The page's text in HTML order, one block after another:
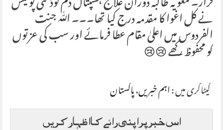
نے کل اغوا کا مقدمہ درج کیا تھا۔۔۔ اللّٰہ جنت
الفردوس میں اعلیٰ مقام عطا فرمائے اور سب کی عزتوں
کو محفوظ رکھے 😢😢
کیٹاگری میں :اہم خبریں،پاکستان
اس خبر پر اپنی رائے کا اظہار کریں